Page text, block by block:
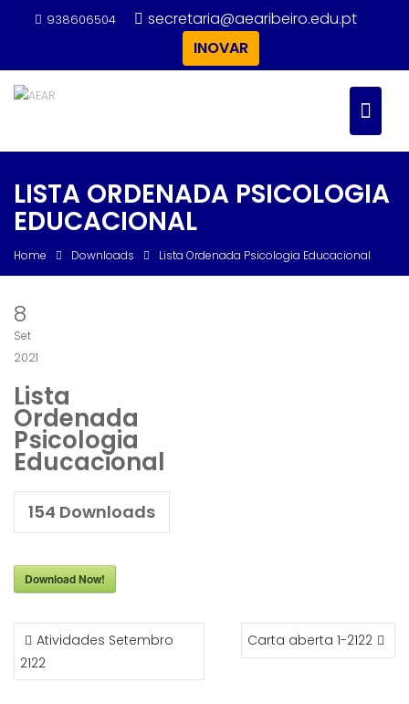
938606504
secretaria@aearibeiro.edu.pt
INOVAR
LISTA ORDENADA PSICOLOGIA
EDUCACIONAL
Home Downloads Lista Ordenada Psicologia Educacional
8
Set
2021
Lista
Ordenada
Psicologia
Educacional
154 Downloads
Download Now!
NAVEGAÇÃO
DE
ARTIGOS
Atividades Setembro
2122
Carta aberta 1-2122